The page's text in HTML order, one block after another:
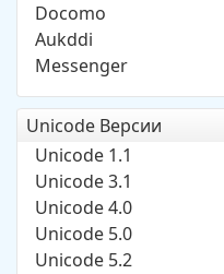
Docomo
Aukddi
Messenger
Unicode Версии
Unicode 1.1
Unicode 3.1
Unicode 4.0
Unicode 5.0
Unicode 5.2